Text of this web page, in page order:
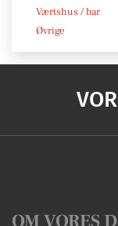
Værtshus / bar
Øvrige
OM VORES